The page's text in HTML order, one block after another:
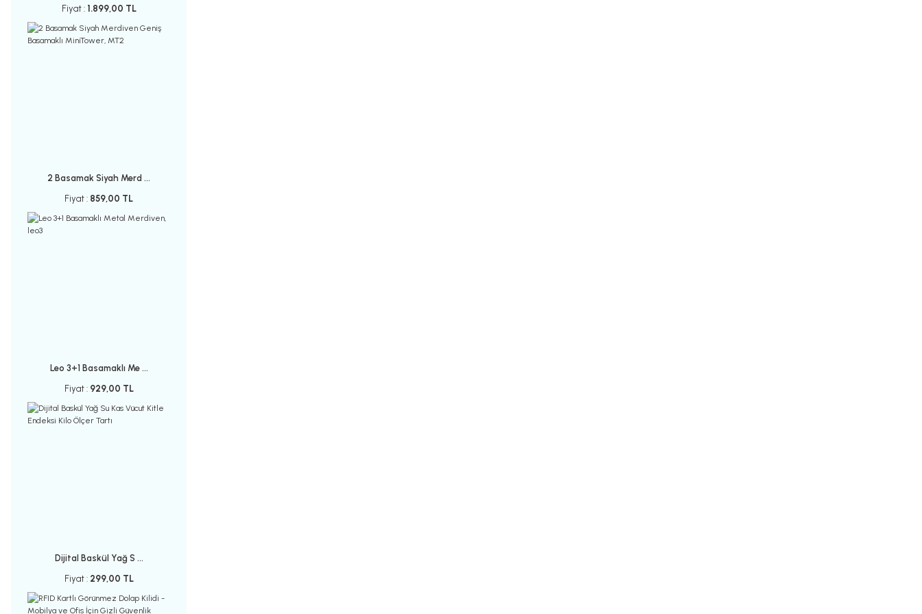
Fiyat : 1.899,00 TL
2 Basamak Siyah Merd ...
Fiyat : 859,00 TL
Leo 3+1 Basamaklı Me ...
Fiyat : 929,00 TL
Dijital Baskül Yağ S ...
Fiyat : 299,00 TL